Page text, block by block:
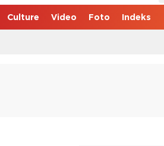
Culture Video Foto Indeks